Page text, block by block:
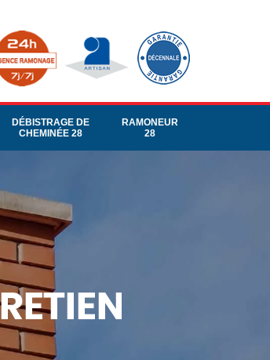
DÉBISTRAGE DE
CHEMINÉE 28
RAMONEUR
28